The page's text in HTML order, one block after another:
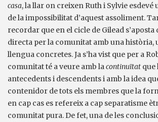
casa, la llar on creixen Ruth i Sylvie esdevé
de la impossibilitat d’aquest assoliment.
recordar que en el cicle de Gilead s’aposta
directa per la comunitat amb una història,
llengua concretes. Ja s’ha vist que per a
comunitat té a veure amb la continuïtat que
antecedents i descendents i amb la idea
contenidor de tots els membres que la
en cap cas es refereix a cap separatisme
comunitat pura. De fet, una de les